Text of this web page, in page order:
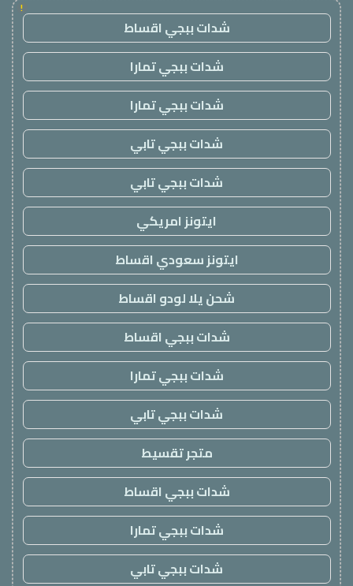
!
شدات ببجي اقساط
شدات ببجي تمارا
شدات ببجي تمارا
شدات ببجي تابي
شدات ببجي تابي
ايتونز امريكي
ايتونز سعودي اقساط
شحن يلا لودو اقساط
شدات ببجي اقساط
شدات ببجي تمارا
شدات ببجي تابي
متجر تقسيط
شدات ببجي اقساط
شدات ببجي تمارا
شدات ببجي تابي